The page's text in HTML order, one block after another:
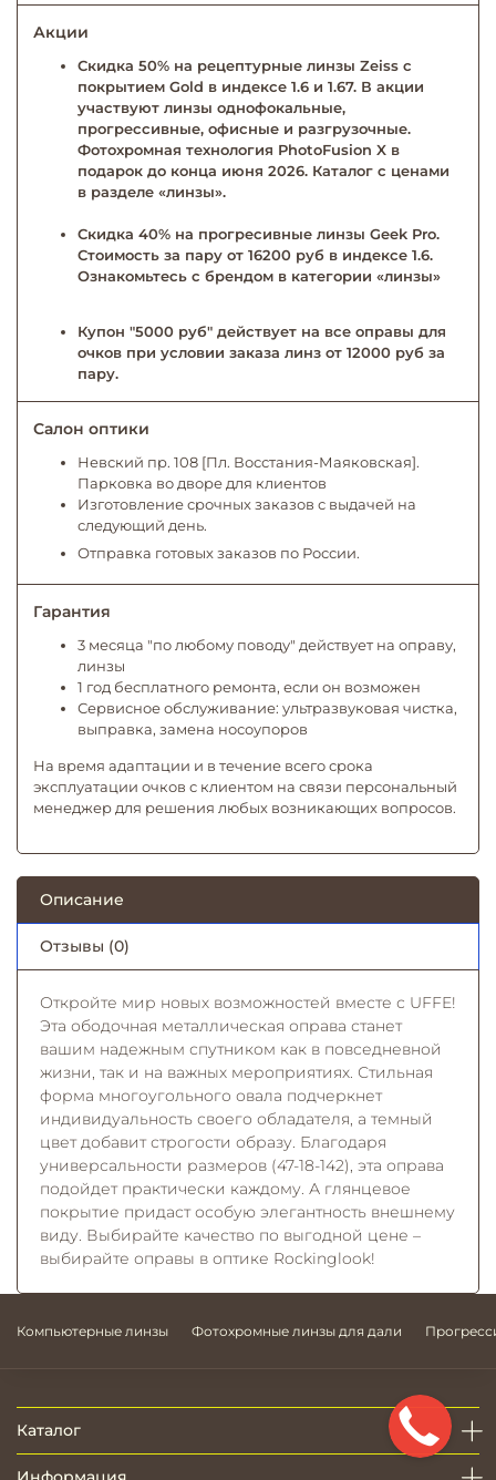
Акции
Скидка 50% на рецептурные линзы Zeiss с
покрытием Gold в индексе 1.6 и 1.67. В акции
участвуют линзы однофокальные,
прогрессивные, офисные и разгрузочные.
Фотохромная технология PhotoFusion X в
подарок до конца июня 2026. Каталог с ценами
в разделе «линзы».
Скидка 40% на прогресивные линзы Geek Pro.
Стоимость за пару от 16200 руб в индексе 1.6.
Ознакомьтесь с брендом в категории «линзы»
Купон "5000 руб" действует на все оправы для
очков при условии заказа линз от 12000 руб за
пару.
Салон оптики
Невский пр. 108 [Пл. Восстания-Маяковская].
Парковка во дворе для клиентов
Изготовление срочных заказов с выдачей на
следующий день.
Отправка готовых заказов по России.
Гарантия
3 месяца "по любому поводу" действует на оправу,
линзы
1 год бесплатного ремонта, если он возможен
Сервисное обслуживание: ультразвуковая чистка,
выправка, замена носоупоров
На время адаптации и в течение всего срока
эксплуатации очков с клиентом на связи персональный
менеджер для решения любых возникающих вопросов.
Описание
Отзывы (0)
Откройте мир новых возможностей вместе с UFFE!
Эта ободочная металлическая оправа станет
вашим надежным спутником как в повседневной
жизни, так и на важных мероприятиях. Стильная
форма многоугольного овала подчеркнет
индивидуальность своего обладателя, а темный
цвет добавит строгости образу. Благодаря
универсальности размеров (47-18-142), эта оправа
подойдет практически каждому. А глянцевое
покрытие придаст особую элегантность внешнему
виду. Выбирайте качество по выгодной цене –
выбирайте оправы в оптике Rockinglook!
Компьютерные линзы Фотохромные линзы для дали
Каталог